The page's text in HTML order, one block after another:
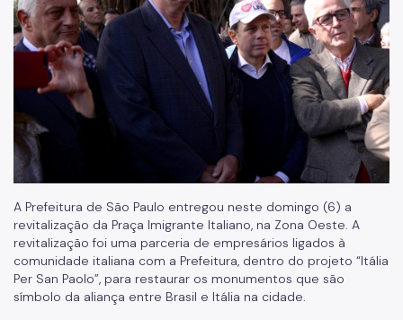
A Prefeitura de São Paulo entregou neste domingo (6) a
revitalização da Praça Imigrante Italiano, na Zona Oeste. A
revitalização foi uma parceria de empresários ligados à
comunidade italiana com a Prefeitura, dentro do projeto “Itália
Per San Paolo”, para restaurar os monumentos que são
símbolo da aliança entre Brasil e Itália na cidade.